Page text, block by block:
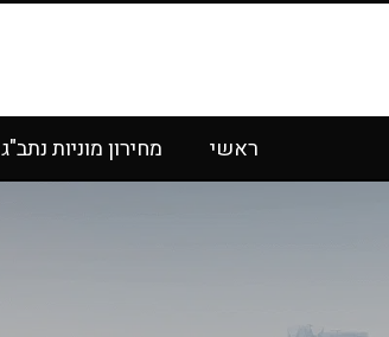
ראשי מחירון מוניות נתב"ג